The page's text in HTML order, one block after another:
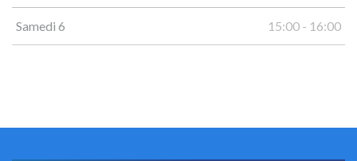
Samedi 6 15:00 - 16:00